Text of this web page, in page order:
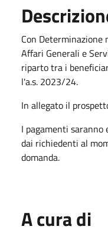
Con Determinazione
Affari Generali e
riparto tra i
l'a.s. 2023/24.
In allegato il
I pagamenti
dai richiedenti al
domanda.
A cura di